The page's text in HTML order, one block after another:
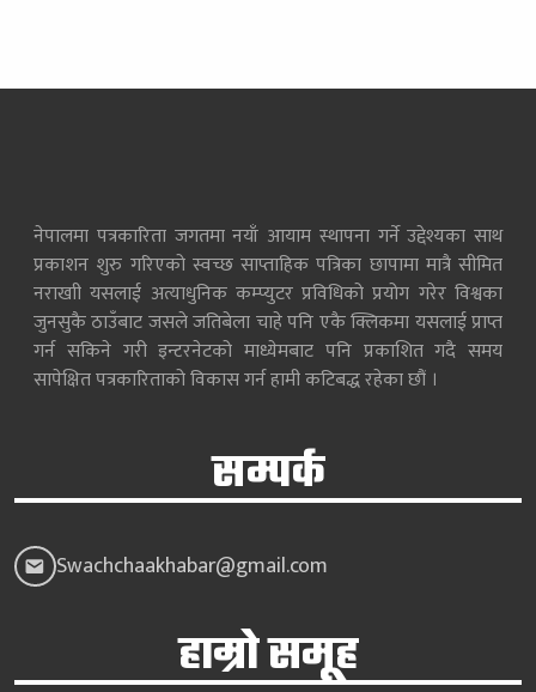
नेपालमा पत्रकारिता जगतमा नयाँ आयाम स्थापना गर्ने उद्देश्यका साथ
प्रकाशन शुरु गरिएको स्वच्छ साप्ताहिक पत्रिका छापामा मात्रै सीमित
नराखाी यसलाई अत्याधुनिक कम्प्युटर प्रविधिको प्रयोग गरेर विश्वका
जुनसुकै ठाउँबाट जसले जतिबेला चाहे पनि एकै क्लिकमा यसलाई प्राप्त
गर्न सकिने गरी इन्टरनेटको माध्येमबाट पनि प्रकाशित गदै समय
सापेक्षित पत्रकारिताको विकास गर्न हामी कटिबद्ध रहेका छौं ।
सम्पर्क
Swachchaakhabar@gmail.com
हाम्रो समूह